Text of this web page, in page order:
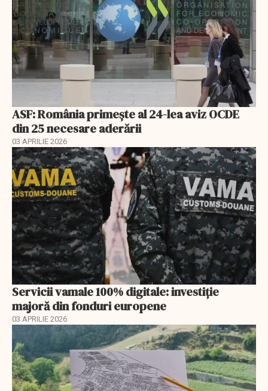
ASF: România primește al 24-lea aviz OCDE
din 25 necesare aderării
03 APRILIE 2026
Servicii vamale 100% digitale: investiție
majoră din fonduri europene
03 APRILIE 2026